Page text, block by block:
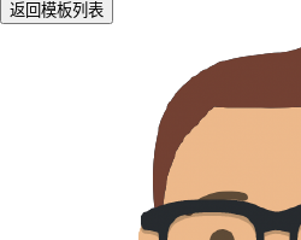
返回模板列表